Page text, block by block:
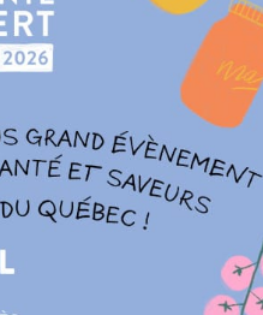
tourtières véganes que
recette il y a 2 ans et
année pour qu’elle